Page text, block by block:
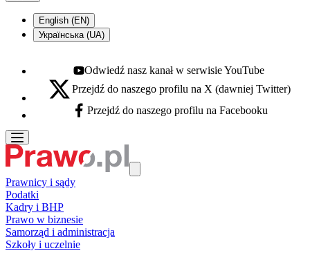
English (EN)
Українська (UA)
Youtube - otwiera się w nowej karcie
Odwiedź nasz kanał w serwisie YouTube
X - otwiera się w nowej karcie
Przejdź do naszego profilu na X (dawniej Twitter)
Facebook - otwiera się w nowej karcie
Przejdź do naszego profilu na Facebooku
Prawnicy i sądy
Podatki
Kadry i BHP
Prawo w biznesie
Samorząd i administracja
Szkoły i uczelnie